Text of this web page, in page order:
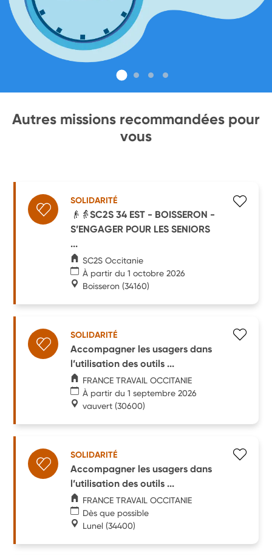
Autres missions recommandées pour
vous
SOLIDARITÉ
👴👵SC2S 34 EST - BOISSERON -
S’ENGAGER POUR LES SENIORS
...
SC2S Occitanie
À partir du 1 octobre 2026
Boisseron (34160)
SOLIDARITÉ
Accompagner les usagers dans
l’utilisation des outils ...
FRANCE TRAVAIL OCCITANIE
À partir du 1 septembre 2026
vauvert (30600)
SOLIDARITÉ
Accompagner les usagers dans
l’utilisation des outils ...
FRANCE TRAVAIL OCCITANIE
Dès que possible
Lunel (34400)